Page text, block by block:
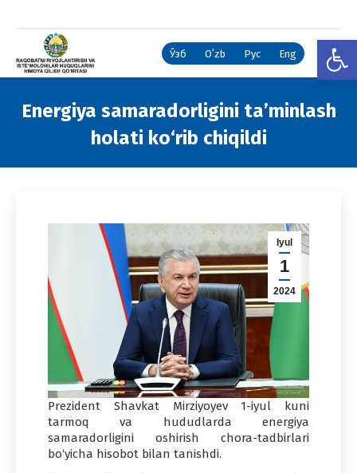
Ўзб Oʻzb Рус Eng
Energiya samaradorligini ta’minlash
holati ko‘rib chiqildi
Iyul
1
2024
Prezident Shavkat Mirziyoyev 1-iyul kuni
tarmoq va hududlarda energiya
samaradorligini oshirish chora-tadbirlari
bo‘yicha hisobot bilan tanishdi.